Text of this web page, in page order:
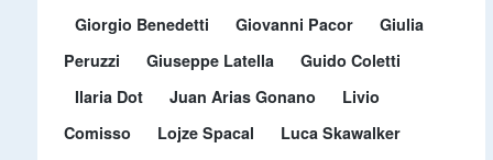
Giorgio Benedetti
Giovanni Pacor
Giulia
Peruzzi
Giuseppe Latella
Guido Coletti
Ilaria Dot
Juan Arias Gonano
Livio
Comisso
Lojze Spacal
Luca Skawalker